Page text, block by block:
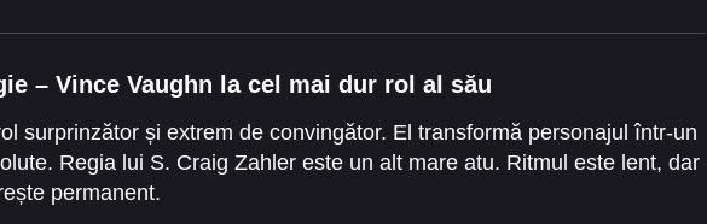
– Vince Vaughn la cel mai dur rol al său
surprinzător și extrem de convingător. El transformă personajul într-un
Regia lui S. Craig Zahler este un alt mare atu. Ritmul este lent, dar
permanent.